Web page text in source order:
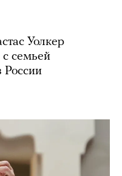
Уолкер
с семьей
России